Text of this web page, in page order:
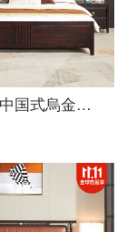
冠唐軒新中国式烏金木全木ベッド現代簡単約1.8メートルの大型ベッドの皮質ダブルベッドの主な寝室の家具の結婚ベッドは2.0*2.20メートルカスタマイズされます（烏金木）